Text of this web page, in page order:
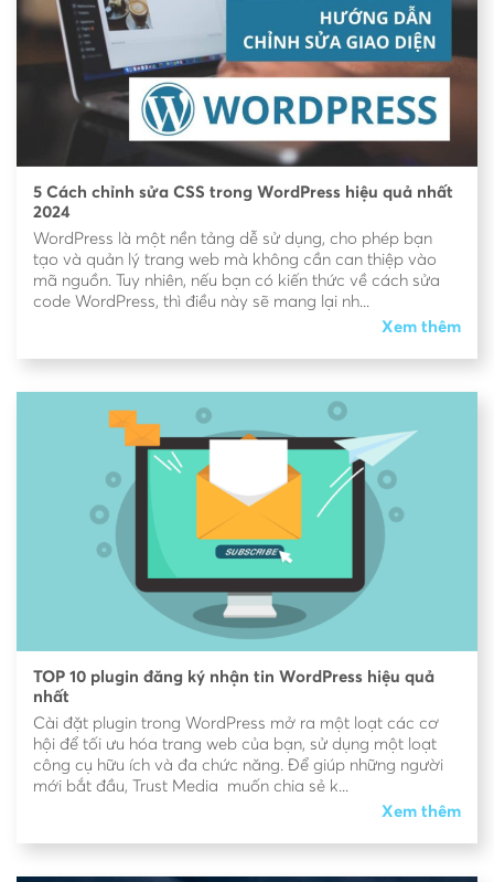
5 Cách chỉnh sửa CSS trong WordPress hiệu quả nhất
2024
WordPress là một nền tảng dễ sử dụng, cho phép bạn
tạo và quản lý trang web mà không cần can thiệp vào
mã nguồn. Tuy nhiên, nếu bạn có kiến thức về cách sửa
code WordPress, thì điều này sẽ mang lại nh...
Xem thêm
TOP 10 plugin đăng ký nhận tin WordPress hiệu quả
nhất
Cài đặt plugin trong WordPress mở ra một loạt các cơ
hội để tối ưu hóa trang web của bạn, sử dụng một loạt
công cụ hữu ích và đa chức năng. Để giúp những người
mới bắt đầu, Trust Media muốn chia sẻ k...
Xem thêm